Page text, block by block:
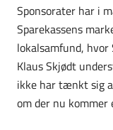
Sponsorater har i
Sparekassens
lokalsamfund,
Klaus Skjødt
ikke har tænkt sig
om der nu